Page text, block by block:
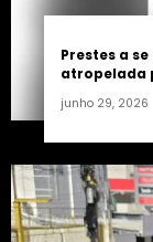
Prestes a
atropelada
junho 29, 2026